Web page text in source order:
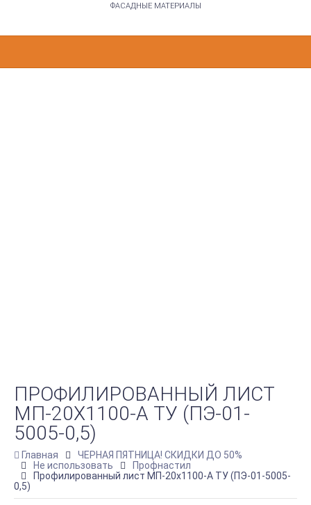
ФАСАДНЫЕ МАТЕРИАЛЫ
ПРОФИЛИРОВАННЫЙ ЛИСТ
МП-20Х1100-A ТУ (ПЭ-01-
5005-0,5)
Главная
ЧЕРНАЯ ПЯТНИЦА! СКИДКИ ДО 50%
Не использовать
Профнастил
Профилированный лист МП-20х1100-A ТУ (ПЭ-01-5005-
0,5)